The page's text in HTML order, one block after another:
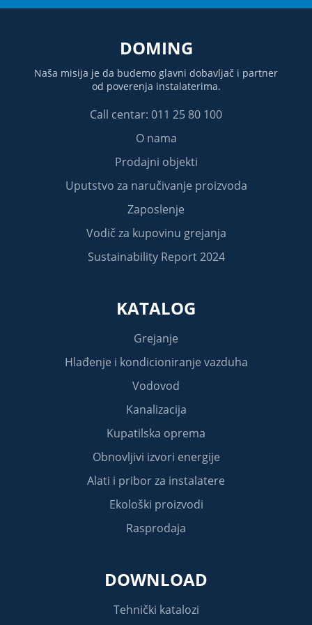
DOMING
Naša misija je da budemo glavni dobavljač i partner
od poverenja instalaterima.
Call centar: 011 25 80 100
O nama
Prodajni objekti
Uputstvo za naručivanje proizvoda
Zaposlenje
Vodič za kupovinu grejanja
Sustainability Report 2024
KATALOG
Grejanje
Hlađenje i kondicioniranje vazduha
Vodovod
Kanalizacija
Kupatilska oprema
Obnovljivi izvori energije
Alati i pribor za instalatere
Ekološki proizvodi
Rasprodaja
DOWNLOAD
Tehnički katalozi